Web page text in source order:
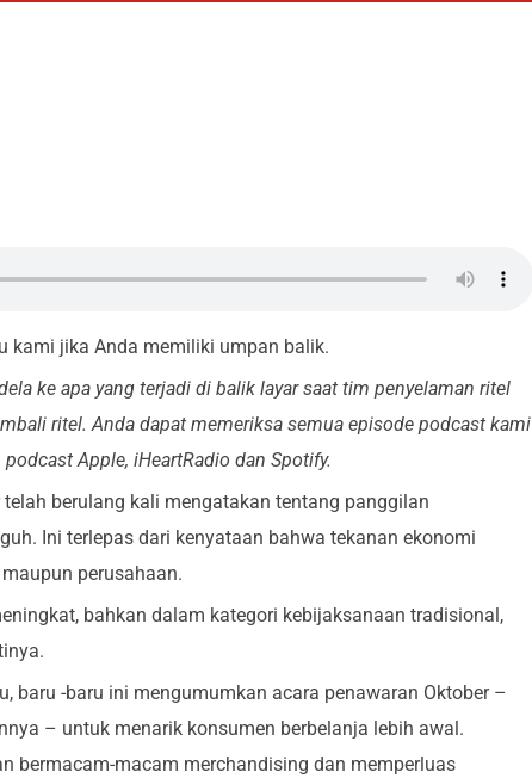
kami jika Anda memiliki umpan balik.
ke apa yang terjadi di balik layar saat tim penyelaman ritel
ritel. Anda dapat memeriksa semua episode podcast kami
Apple, iHeartRadio dan Spotify.
berulang kali mengatakan tentang panggilan
Ini terlepas dari kenyataan bahwa tekanan ekonomi
perusahaan.
bahkan dalam kategori kebijaksanaan tradisional,
baru -baru ini mengumumkan acara penawaran Oktober–
– untuk menarik konsumen berbelanja lebih awal.
bermacam-macam merchandising dan memperluas